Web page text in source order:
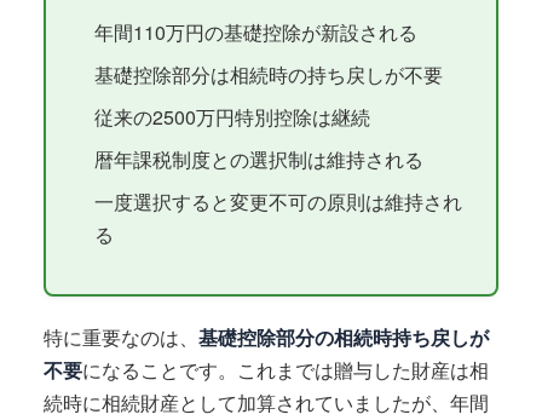
年間110万円の基礎控除が新設される
基礎控除部分は相続時の持ち戻しが不要
従来の2500万円特別控除は継続
暦年課税制度との選択制は維持される
一度選択すると変更不可の原則は維持され
る
特に重要なのは、 基礎控除部分の相続時持ち戻しが
不要になることです。これまでは贈与した財産は相
続時に相続財産として加算されていましたが、年間